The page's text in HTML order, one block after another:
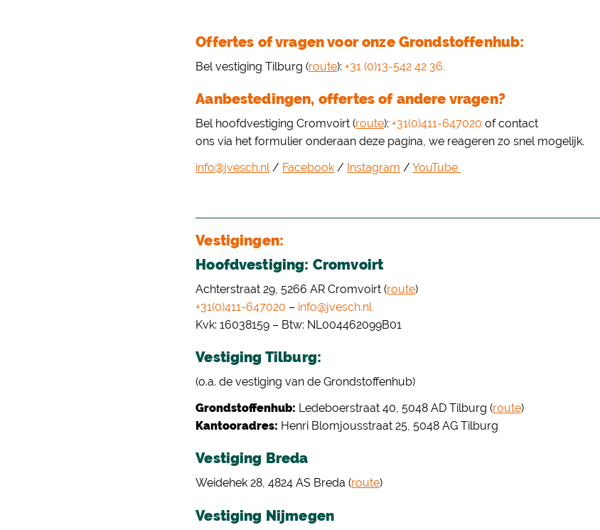
Offertes of vragen voor onze Grondstoffenhub:
Bel vestiging Tilburg (route):+31 (0)13-542 42 36.
Aanbestedingen, offertes of andere vragen?
Bel hoofdvestiging Cromvoirt (route):+31(0)411-647020 of contact
ons via het formulier onderaan deze pagina, we reageren zo snel mogelijk.
info@jvesch.nl / Facebook / Instagram /YouTube
Vestigingen:
Hoofdvestiging: Cromvoirt
Achterstraat 29, 5266 AR Cromvoirt (route)
+31(0)411-647020 – info@jvesch.nl
Kvk: 16038159 – Btw: NL004462099B01
Vestiging Tilburg:
(o.a. de vestiging van de Grondstoffenhub)
Grondstoffenhub: Ledeboerstraat 40, 5048 AD Tilburg (route)
Kantooradres: Henri Blomjousstraat 25, 5048 AG Tilburg
Vestiging Breda
Weidehek 28, 4824 AS Breda (route)
Vestiging Nijmegen